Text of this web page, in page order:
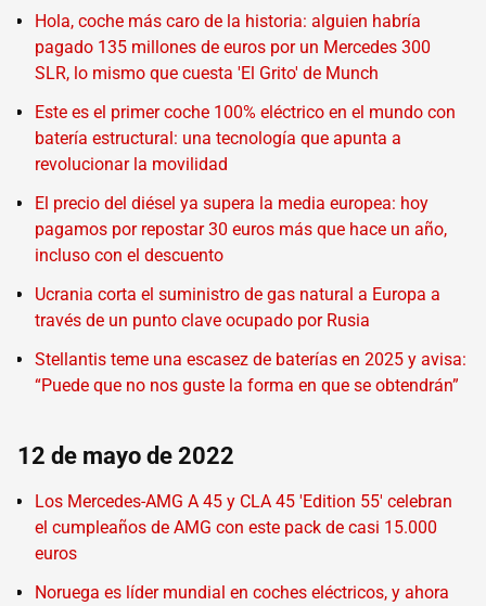
Hola, coche más caro de la historia: alguien habría
pagado 135 millones de euros por un Mercedes 300
SLR, lo mismo que cuesta 'El Grito' de Munch
Este es el primer coche 100% eléctrico en el mundo con
batería estructural: una tecnología que apunta a
revolucionar la movilidad
El precio del diésel ya supera la media europea: hoy
pagamos por repostar 30 euros más que hace un año,
incluso con el descuento
Ucrania corta el suministro de gas natural a Europa a
través de un punto clave ocupado por Rusia
Stellantis teme una escasez de baterías en 2025 y avisa:
“Puede que no nos guste la forma en que se obtendrán”
12 de mayo de 2022
Los Mercedes-AMG A 45 y CLA 45 'Edition 55' celebran
el cumpleaños de AMG con este pack de casi 15.000
euros
Noruega es líder mundial en coches eléctricos, y ahora